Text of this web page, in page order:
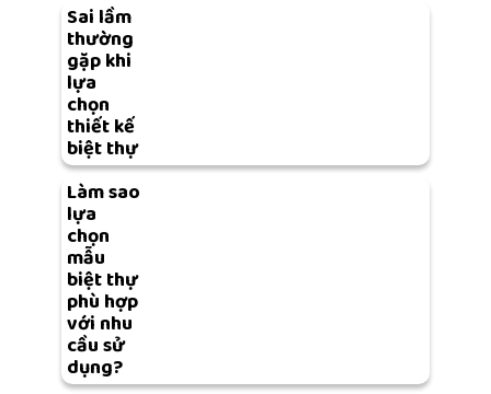
Sai lầm
thường
gặp khi
lựa
chọn
thiết kế
biệt thự
Làm sao
lựa
chọn
mẫu
biệt thự
phù hợp
với nhu
cầu sử
dụng?